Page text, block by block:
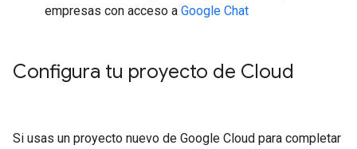
empresas con acceso a Google Chat
Configura tu proyecto de Cloud
Si usas un proyecto nuevo de Google Cloud para completar